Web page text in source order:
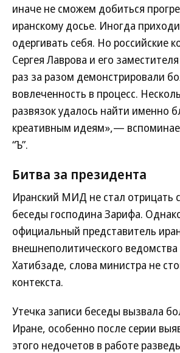
иначе не сможем добиться
иранскому досье. Иногда
одергивать себя. Но российские
Сергея Лаврова и его
раз за разом демонстрировали
вовлеченность в процесс.
развязок удалось найти именно
креативным идеям»,—
“Ъ”.
Битва за президента
Иранский МИД не стал отрицать
беседы господина Зарифа.
официальный представитель
внешнеполитического
Хатибзаде, слова министра не
контекста.
Утечка записи беседы вызвала
Иране, особенно после серии
этого недочетов в работе